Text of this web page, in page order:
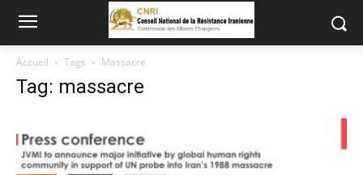
Accueil Tags Massacre
Tag: massacre